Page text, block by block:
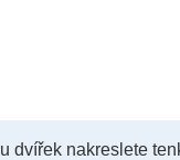
dvířek nakreslete